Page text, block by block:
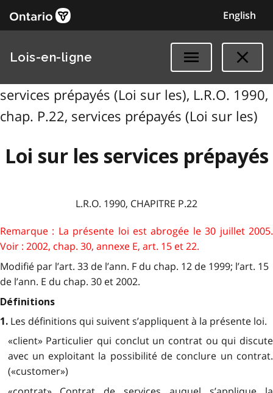
English
Lois-en-ligne
services prépayés (Loi sur les), L.R.O. 1990,
chap. P.22, services prépayés (Loi sur les)
Loi sur les services prépayés
L.R.O. 1990, CHAPITRE P.22
Remarque : La présente loi est abrogée le 30 juillet 2005.
Voir : 2002, chap. 30, annexe E, art. 15 et 22.
Modifié par l’art. 33 de l’ann. F du chap. 12 de 1999; l’art. 15
de l’ann. E du chap. 30 et 2002.
Définitions
1. Les définitions qui suivent s’appliquent à la présente loi.
«client» Particulier qui conclut un contrat ou qui discute
avec un exploitant la possibilité de conclure un contrat.
(«customer»)